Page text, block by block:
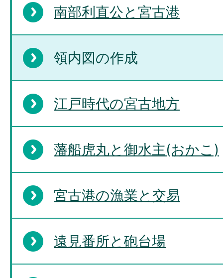
南部利直公と宮古港
領内図の作成
江戸時代の宮古地方
藩船虎丸と御水主(おかこ)
宮古港の漁業と交易
遠見番所と砲台場